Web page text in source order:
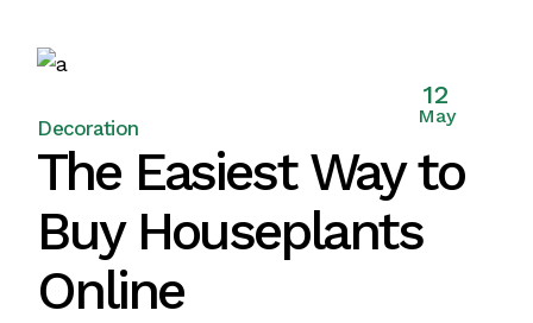
12
May
Decoration
The Easiest Way to
Buy Houseplants
Online